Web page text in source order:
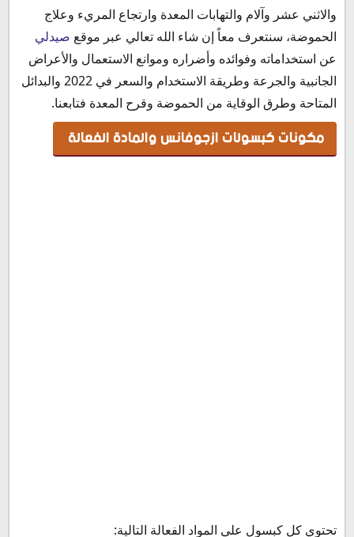
الأعراض الجانبية لدواء ازجوفانس 20
أضرار حبوب ازجوفانس
موانع استعمال ازجوفانس 40
ازجوفانس والحمل
ازجوفانس والرضاعة
التداخلات الدوائية لدواء أزجوفانس 20 مجم 40 مجم
جرعة وطريقة استعمال دواء ازجوفانس
والاثني عشر وآلام والتهابات المعدة وارتجاع المريء وعلاج
الحموضة، سنتعرف معاً إن شاء الله تعالي عبر موقع صيدلي
عن استخداماته وفوائده وأضراره وموانع الاستعمال والأعراض
الجانبية والجرعة وطريقة الاستخدام والسعر في 2022 والبدائل
المتاحة وطرق الوقاية من الحموضة وقرح المعدة فتابعنا.
مكونات كبسولات ازجوفانس والمادة الفعالة
تحتوي كل كبسول علي المواد الفعالة التالية: